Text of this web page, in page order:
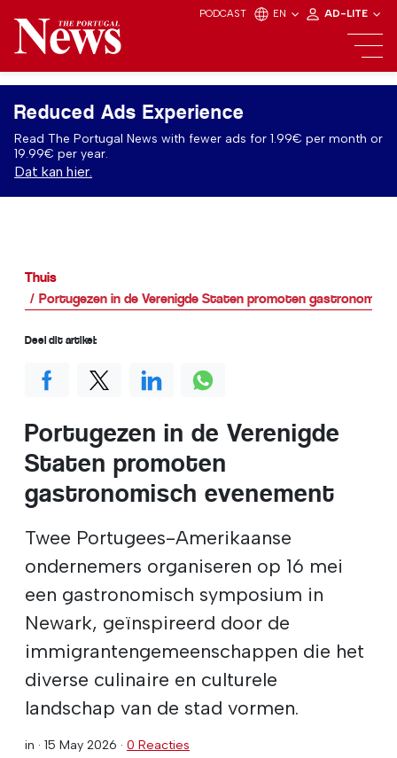
PODCAST EN AD-LITE
Reduced Ads Experience
Read The Portugal News with fewer ads for 1.99€ per month or
19.99€ per year.
Dat kan hier.
Thuis
Portugezen in de Verenigde Staten promoten
Portugezen in de Verenigde
Staten promoten
gastronomisch evenement
Twee Portugees-Amerikaanse
ondernemers organiseren op 16 mei
een gastronomisch symposium in
Newark, geïnspireerd door de
immigrantengemeenschappen die het
diverse culinaire en culturele
landschap van de stad vormen.
in · 15 May 2026 · 0 Reacties
Deel dit artikel: